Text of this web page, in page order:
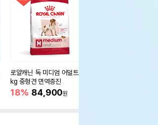
로얄캐닌 독 미디엄 어덜트 10
kg 중형견 면역증진
18% 84,900원